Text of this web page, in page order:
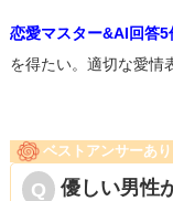
向き合える日が来
恋愛マスター&AI回答5
を得たい。適切な愛情
ベストアンサーあり
優しい男性